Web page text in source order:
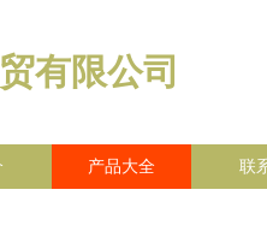
有限公司
产品大全 联